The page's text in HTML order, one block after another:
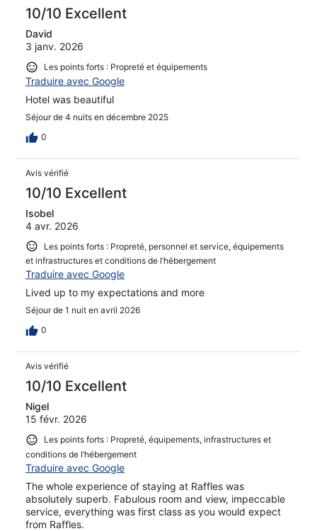
10/10 Excellent
David
3 janv. 2026
Les points forts : Propreté et équipements
Traduire avec Google
Hotel was beautiful
Séjour de 4 nuits en décembre 2025
0
Avis vérifié
10/10 Excellent
Isobel
4 avr. 2026
Les points forts : Propreté, personnel et service, équipements
et infrastructures et conditions de l’hébergement
Traduire avec Google
Lived up to my expectations and more
Séjour de 1 nuit en avril 2026
0
Avis vérifié
10/10 Excellent
Nigel
15 févr. 2026
Les points forts : Propreté, équipements, infrastructures et
conditions de l’hébergement
Traduire avec Google
The whole experience of staying at Raffles was
absolutely superb. Fabulous room and view, impeccable
service, everything was first class as you would expect
from Raffles.